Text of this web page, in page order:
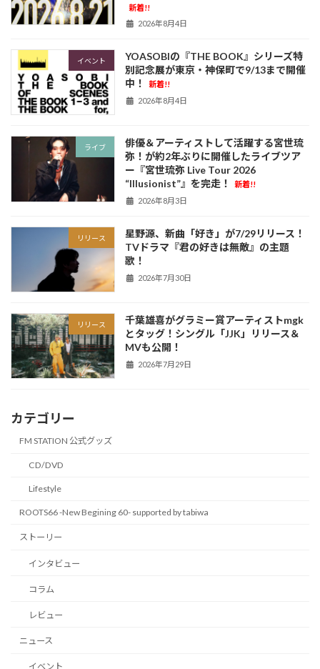
新着!!
2026年8月4日
イベント
YOASOBIの『THE BOOK』シリーズ特
別記念展が東京・神保町で9/13まで開催
中！
新着!!
2026年8月4日
ライブ
俳優＆アーティストして活躍する宮世琉
弥！が約2年ぶりに開催したライブツア
ー『宮世琉弥 Live Tour 2026
“Illusionist”』を完走！
新着!!
2026年8月3日
リリース
星野源、新曲「好き」が7/29リリース！
TVドラマ『君の好きは無敵』の主題
歌！
2026年7月30日
リリース
千葉雄喜がグラミー賞アーティストmgk
とタッグ！シングル「JJK」リリース＆
MVも公開！
2026年7月29日
カテゴリー
FM STATION 公式グッズ
CD/DVD
Lifestyle
ROOTS66 -New Begining 60- supported by tabiwa
ストーリー
インタビュー
コラム
レビュー
ニュース
イベント